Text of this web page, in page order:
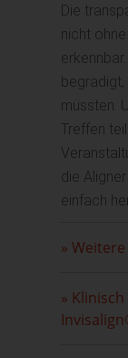
Die
nicht
müssten.
Treffen
die
einfach
»
»